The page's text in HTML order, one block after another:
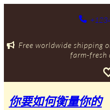
內
Free worldwide shipping
farm-fresh
你要如何衡量你的